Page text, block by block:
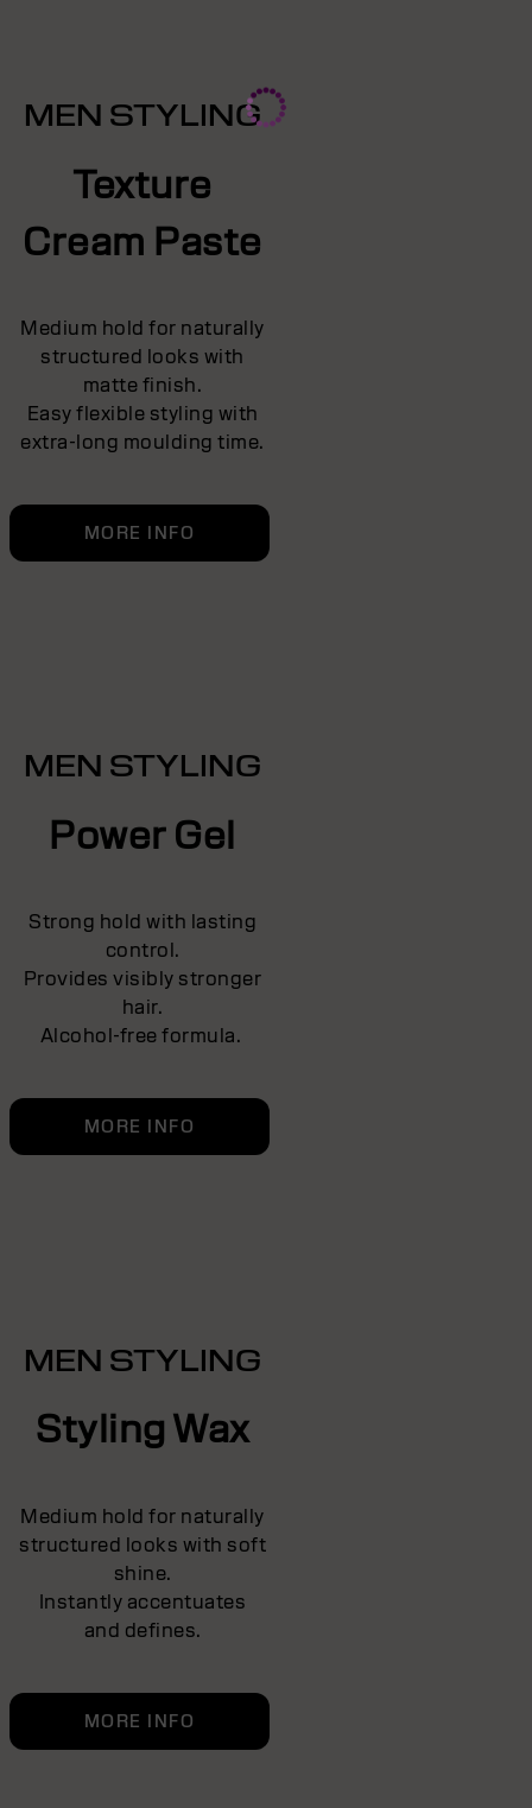
MEN STYLING
Texture
Cream Paste
Medium hold for naturally
structured looks with
matte finish.
Easy flexible styling with
extra-long moulding time.
MORE INFO
MEN STYLING
Power Gel
Strong hold with lasting
control.
Provides visibly stronger
hair.
Alcohol-free formula.
MORE INFO
MEN STYLING
Styling Wax
Medium hold for naturally
structured looks with soft
shine.
Instantly accentuates
and defines.
MORE INFO